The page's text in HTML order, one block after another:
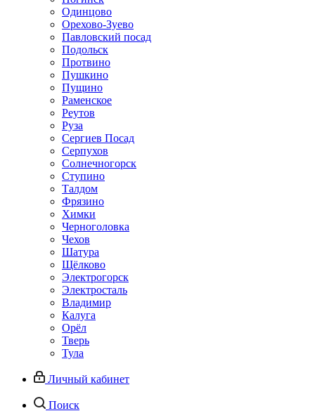
Одинцово
Орехово-Зуево
Павловский посад
Подольск
Протвино
Пушкино
Пущино
Раменское
Реутов
Руза
Сергиев Посад
Серпухов
Солнечногорск
Ступино
Талдом
Фрязино
Химки
Черноголовка
Чехов
Шатура
Щёлково
Электрогорск
Электросталь
Владимир
Калуга
Орёл
Тверь
Тула
Личный кабинет
Поиск